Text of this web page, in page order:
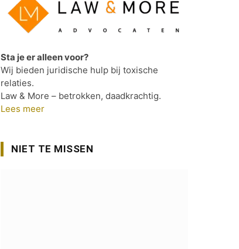
Sta je er alleen voor?
Wij bieden juridische hulp bij toxische
relaties.
Law & More – betrokken, daadkrachtig.
Lees meer
NIET TE MISSEN